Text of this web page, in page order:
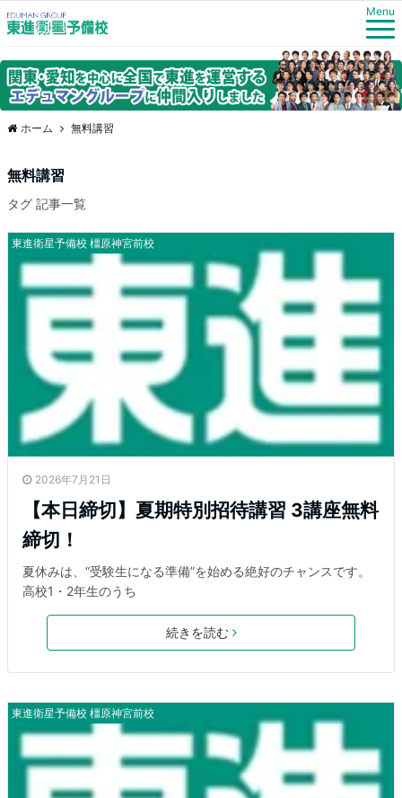
Menu
ホーム 無料講習
無料講習
タグ 記事一覧
東進衛星予備校 橿原神宮前校
2026年7月21日
【本日締切】夏期特別招待講習 3講座無料
締切！
夏休みは、“受験生になる準備”を始める絶好のチャンスです。
高校1・2年生のうち
続きを読む
東進衛星予備校 橿原神宮前校